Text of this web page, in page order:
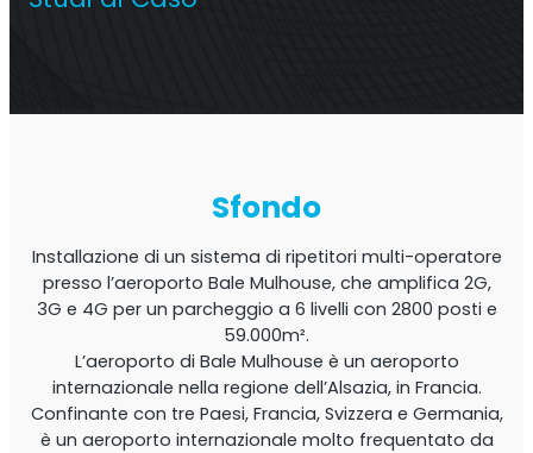
Ripetitore OS6
Operatore singolo. Ripetitore commerciale
Sfondo
Installazione di un sistema di ripetitori multi-operatore
presso l’aeroporto Bale Mulhouse, che amplifica 2G,
3G e 4G per un parcheggio a 6 livelli con 2800 posti e
59.000m².
L’aeroporto di Bale Mulhouse è un aeroporto
internazionale nella regione dell’Alsazia, in Francia.
Confinante con tre Paesi, Francia, Svizzera e Germania,
è un aeroporto internazionale molto frequentato da